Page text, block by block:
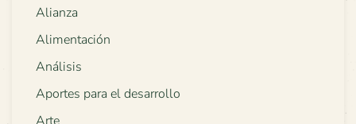
Alianza
Alimentación
Análisis
Aportes para el desarrollo